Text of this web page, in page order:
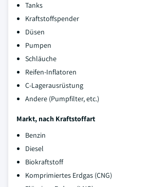
Tanks
Kraftstoffspender
Düsen
Pumpen
Schläuche
Reifen-Inflatoren
C-Lagerausrüstung
Andere (Pumpfilter, etc.)
Markt, nach Kraftstoffart
Benzin
Diesel
Biokraftstoff
Komprimiertes Erdgas (CNG)